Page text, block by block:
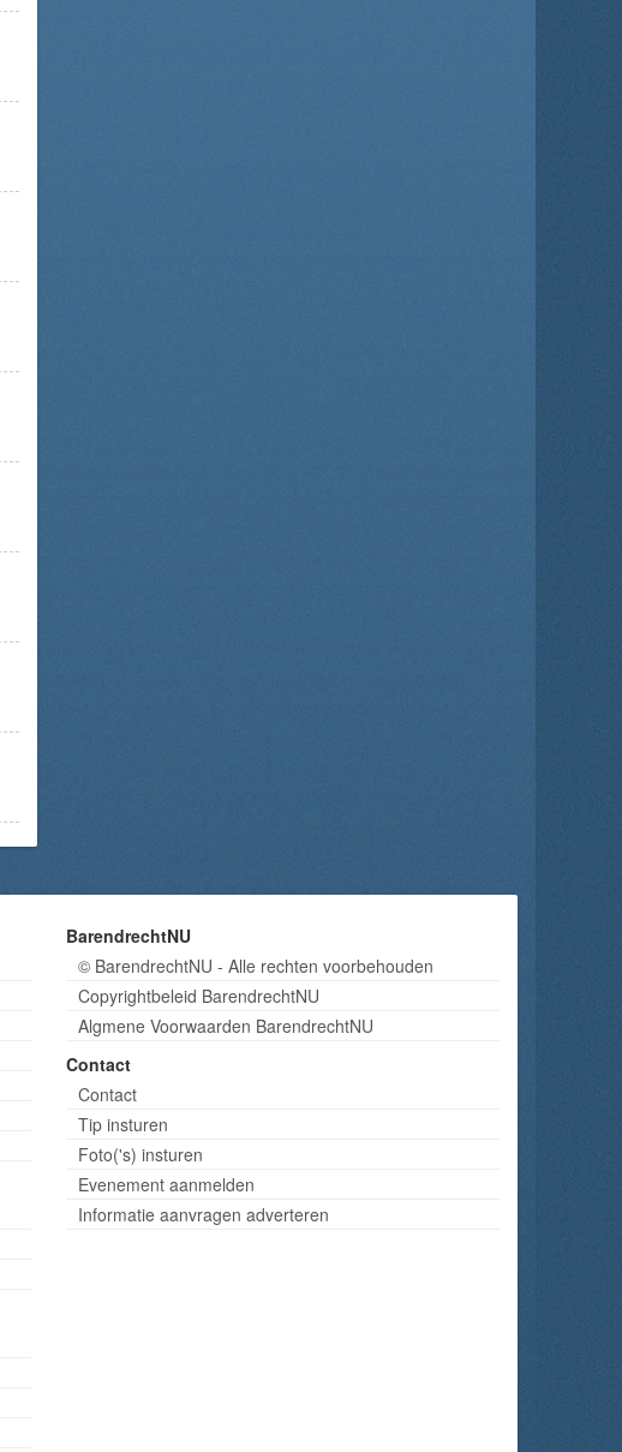
BarendrechtNU
© BarendrechtNU - Alle rechten voorbehouden
Copyrightbeleid BarendrechtNU
Algmene Voorwaarden BarendrechtNU
Contact
Contact
Tip insturen
Foto('s) insturen
Evenement aanmelden
Informatie aanvragen adverteren